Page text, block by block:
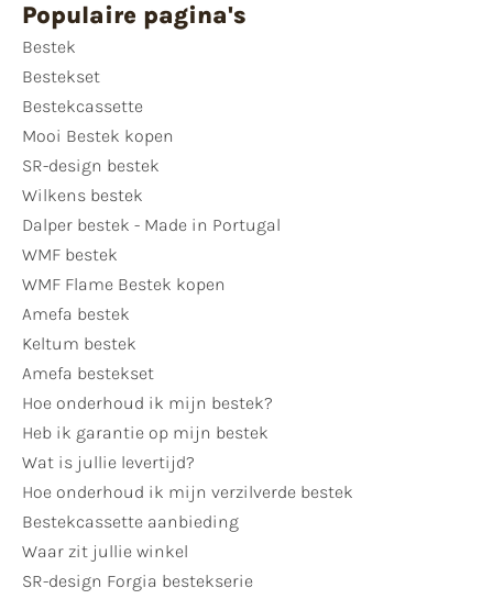
Populaire pagina's
Bestek
Bestekset
Bestekcassette
Mooi Bestek kopen
SR-design bestek
Wilkens bestek
Dalper bestek - Made in Portugal
WMF bestek
WMF Flame Bestek kopen
Amefa bestek
Keltum bestek
Amefa bestekset
Hoe onderhoud ik mijn bestek?
Heb ik garantie op mijn bestek
Wat is jullie levertijd?
Hoe onderhoud ik mijn verzilverde bestek
Bestekcassette aanbieding
Waar zit jullie winkel
SR-design Forgia bestekserie